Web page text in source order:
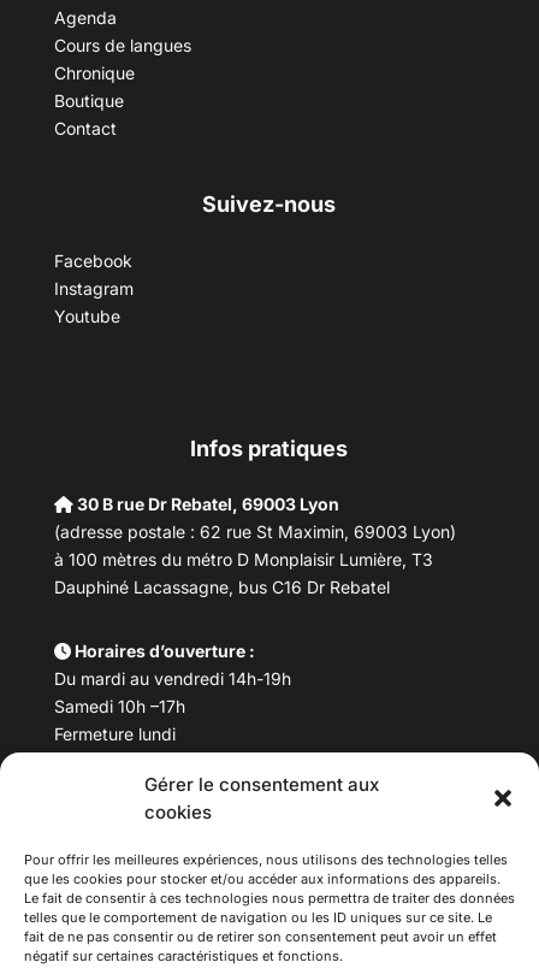
Gérer le consentement aux
cookies
Pour offrir les meilleures expériences, nous utilisons des technologies telles
que les cookies pour stocker et/ou accéder aux informations des appareils.
Le fait de consentir à ces technologies nous permettra de traiter des données
telles que le comportement de navigation ou les ID uniques sur ce site. Le
fait de ne pas consentir ou de retirer son consentement peut avoir un effet
négatif sur certaines caractéristiques et fonctions.
Agenda
Cours de langues
Chronique
Boutique
Contact
Suivez-nous
Facebook
Instagram
Youtube
Infos pratiques
30 B rue Dr Rebatel, 69003 Lyon
(adresse postale : 62 rue St Maximin, 69003 Lyon)
à 100 mètres du métro D Monplaisir Lumière, T3
Dauphiné Lacassagne, bus C16 Dr Rebatel
Horaires d’ouverture :
Du mardi au vendredi 14h-19h
Samedi 10h –17h
Fermeture lundi
Téléphone : 04 78 53 06 40
maisondesculturesasiatiques@asiexpo.com